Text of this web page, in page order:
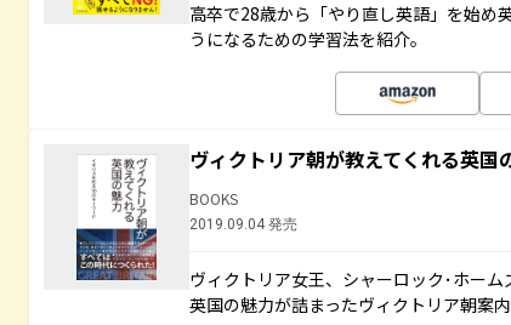
高卒で28歳から「やり直し英語」を始め
うになるための学習法を紹介。
ヴィクトリア朝が教えてくれる英
BOOKS
2019.09.04 発売
ヴィクトリア女王、シャーロック･ホーム
英国の魅力が詰まったヴィクトリア朝案内